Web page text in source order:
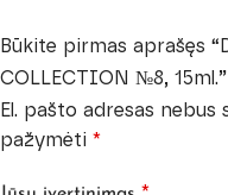
Būkite pirmas aprašęs
COLLECTION №8, 15ml.”
El. pašto adresas nebus
pažymėti *